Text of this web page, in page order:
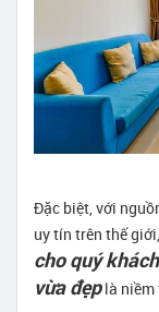
Đặc biệt, với
uy tín trên thế giới,
cho quý
vừa đẹplà niềm